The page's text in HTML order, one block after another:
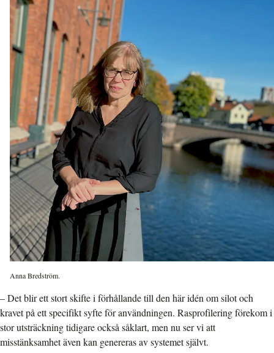
Anna Bredström.
– Det blir ett stort skifte i förhållande till den här idén om silot och
kravet på ett specifikt syfte för användningen. Rasprofilering förekom i
stor utsträckning tidigare också såklart, men nu ser vi att
misstänksamhet även kan genereras av systemet självt.